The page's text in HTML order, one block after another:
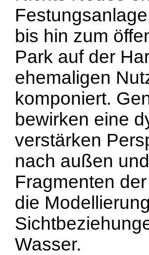
bis hin zum
Park auf der
ehemaligen
komponiert.
bewirken eine
verstärken
nach außen
Fragmenten
die
Wasser.